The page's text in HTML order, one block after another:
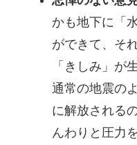
かも地下に「
ができて、そ
「きしみ」が
通常の地震の
に解放される
んわりと圧力